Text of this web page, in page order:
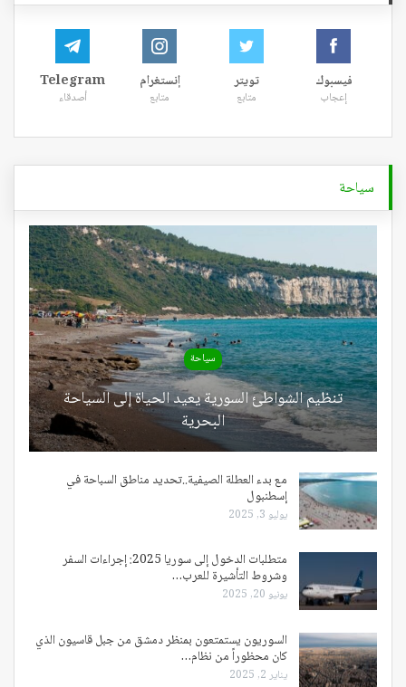
فيسبوك
إعجاب
تويتر
متابع
إنستغرام
متابع
Telegram
أصدقاء
سياحة
سياحة
تنظيم الشواطئ السورية يعيد الحياة إلى السياحة
البحرية
مع بدء العطلة الصيفية..تحديد مناطق السباحة في
إسطنبول
يوليو 3, 2025
متطلبات الدخول إلى سوريا 2025: إجراءات السفر
وشروط التأشيرة للعرب…
يونيو 20, 2025
السوريون يستمتعون بمنظر دمشق من جبل قاسيون الذي
كان محظوراً من نظام…
يناير 2, 2025